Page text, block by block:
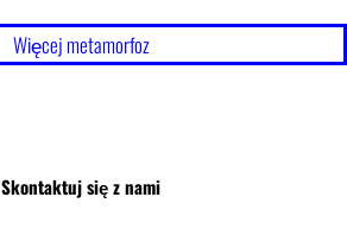
Więcej metamorfoz
Skontaktuj się z nami